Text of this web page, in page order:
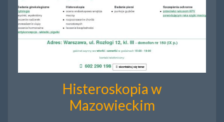
Histeroskopia w
Mazowieckim